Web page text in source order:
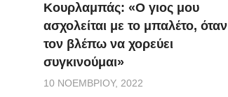
Κουρλαμπάς: «Ο γιος μου
ασχολείται με το μπαλέτο, όταν
τον βλέπω να χορεύει
συγκινούμαι»
10 ΝΟΕΜΒΡΊΟΥ, 2022